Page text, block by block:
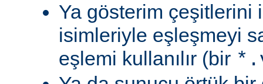
Ya gösterim çeşitlerini
isimleriyle eşleşmeyi
eşlemi kullanılır (bir